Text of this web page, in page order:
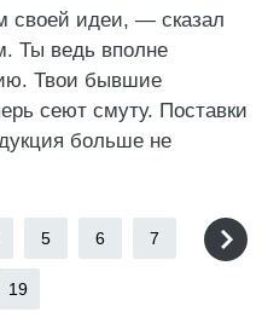
своей идеи, — сказал
Ты ведь вполне
Твои бывшие
сеют смуту. Поставки
больше не
5 6 7
19